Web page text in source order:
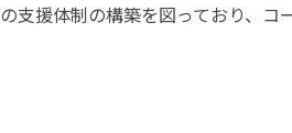
援体制の構築を図っており、コ